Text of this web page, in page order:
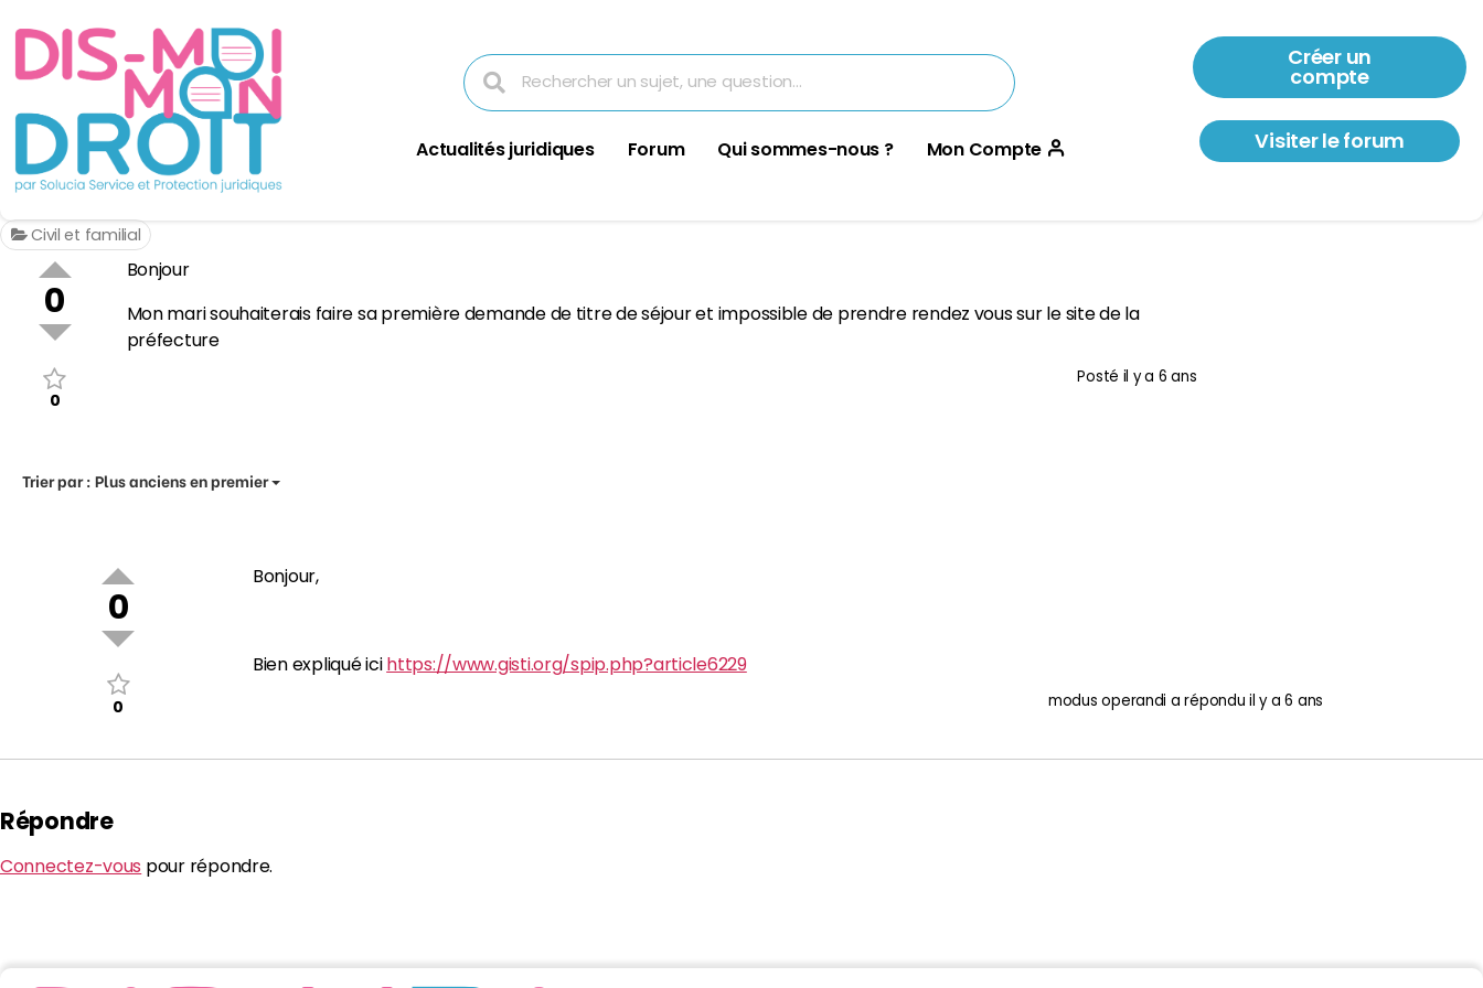
Actualités juridiques Forum Qui sommes-nous ? Mon Compte
Créer un
compte
Visiter le forum
Civil et familial
0
0
Bonjour
Mon mari souhaiterais faire sa première demande de titre de séjour et impossible de prendre rendez vous sur le site de la
préfecture
Posté il y a 6 ans
Trier par :Plus anciens en premier
0
0
Bonjour,
Bien expliqué icihttps://www.gisti.org/spip.php?article6229
modus operandi a réponduil y a 6 ans
Répondre
Connectez-vous pour répondre.